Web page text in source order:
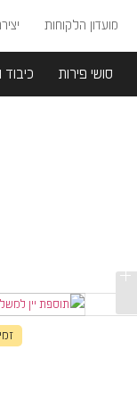
מועדון הלקוחות
סושי פירות כיבוד